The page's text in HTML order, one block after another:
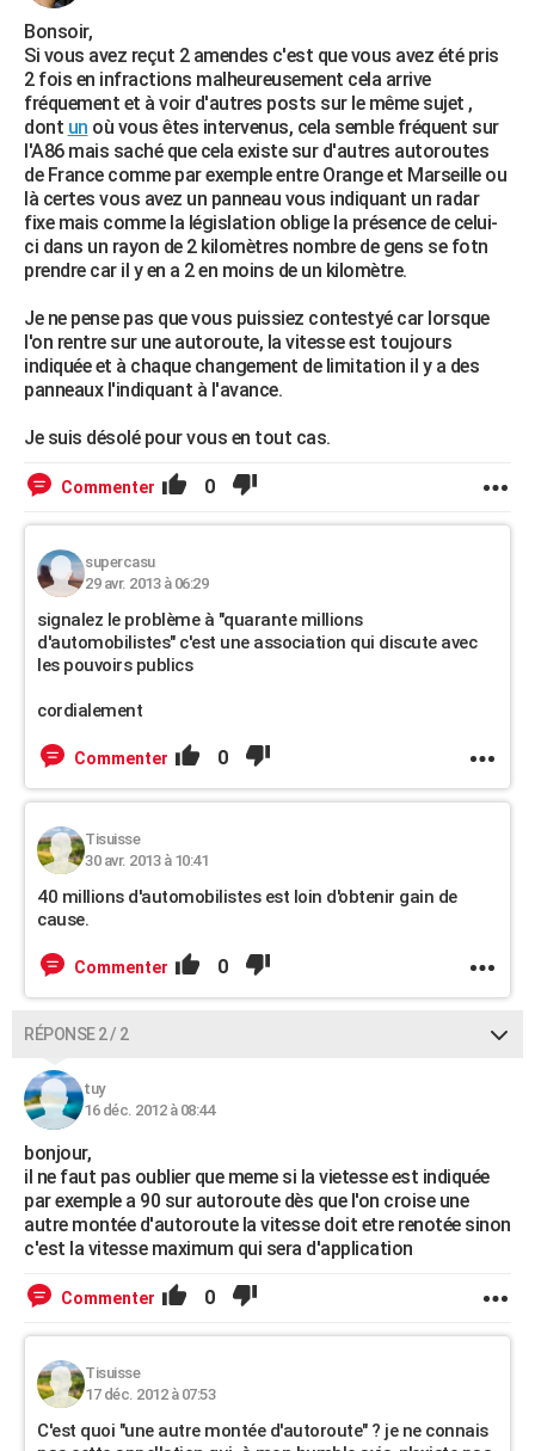
Bonsoir,
Si vous avez reçut 2 amendes c'est que vous avez été pris
2 fois en infractions malheureusement cela arrive
fréquement et à voir d'autres posts sur le même sujet ,
dont un où vous êtes intervenus, cela semble fréquent sur
l'A86 mais saché que cela existe sur d'autres autoroutes
de France comme par exemple entre Orange et Marseille ou
là certes vous avez un panneau vous indiquant un radar
fixe mais comme la législation oblige la présence de celui-
ci dans un rayon de 2 kilomètres nombre de gens se fotn
prendre car il y en a 2 en moins de un kilomètre.
Je ne pense pas que vous puissiez contestyé car lorsque
l'on rentre sur une autoroute, la vitesse est toujours
indiquée et à chaque changement de limitation il y a des
panneaux l'indiquant à l'avance.
Je suis désolé pour vous en tout cas.
Commenter 0
supercasu
29 avr. 2013 à 06:29
signalez le problème à "quarante millions
d'automobilistes" c'est une association qui discute avec
les pouvoirs publics
cordialement
Commenter 0
Tisuisse
30 avr. 2013 à 10:41
40 millions d'automobilistes est loin d'obtenir gain de
cause.
Commenter 0
RÉPONSE 2 / 2
tuy
16 déc. 2012 à 08:44
bonjour,
il ne faut pas oublier que meme si la vietesse est indiquée
par exemple a 90 sur autoroute dès que l'on croise une
autre montée d'autoroute la vitesse doit etre renotée sinon
c'est la vitesse maximum qui sera d'application
Commenter 0
Tisuisse
17 déc. 2012 à 07:53
C'est quoi "une autre montée d'autoroute" ? je ne connais